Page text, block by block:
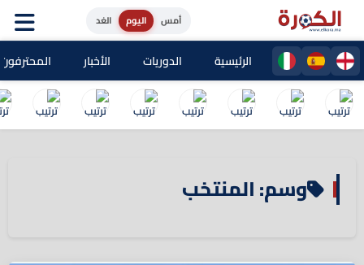
أمس اليوم الغد
الرئيسية الدوريات الأخبار
وسم: المنتخب